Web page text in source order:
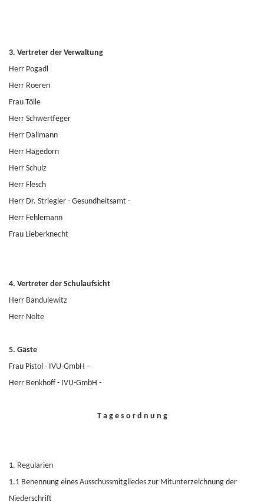
3. Vertreter der Verwaltung
Herr Pogadl
Herr Roeren
Frau Tölle
Herr Schwertfeger
Herr Dallmann
Herr Hagedorn
Herr Schulz
Herr Flesch
Herr Dr. Striegler - Gesundheitsamt -
Herr Fehlemann
Frau Lieberknecht
4. Vertreter der Schulaufsicht
Herr Bandulewitz
Herr Nolte
5. Gäste
Frau Pistol - IVU-GmbH –
Herr Benkhoff - IVU-GmbH -
T a g e s o r d n u n g
1. Regularien
1.1 Benennung eines Ausschussmitgliedes zur Mitunterzeichnung der
Niederschrift